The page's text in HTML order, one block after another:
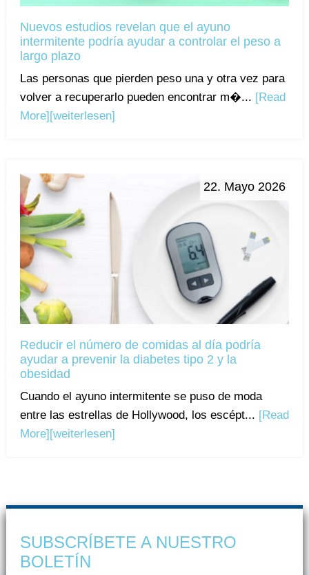
Nuevos estudios revelan que el ayuno
intermitente podría ayudar a controlar el peso a
largo plazo
Las personas que pierden peso una y otra vez para
volver a recuperarlo pueden encontrar m�... [Read
More][weiterlesen]
22. Mayo 2026
Reducir el número de comidas al día podría
ayudar a prevenir la diabetes tipo 2 y la
obesidad
Cuando el ayuno intermitente se puso de moda
entre las estrellas de Hollywood, los escépt... [Read
More][weiterlesen]
SUBSCRÍBETE A NUESTRO
BOLETÍN